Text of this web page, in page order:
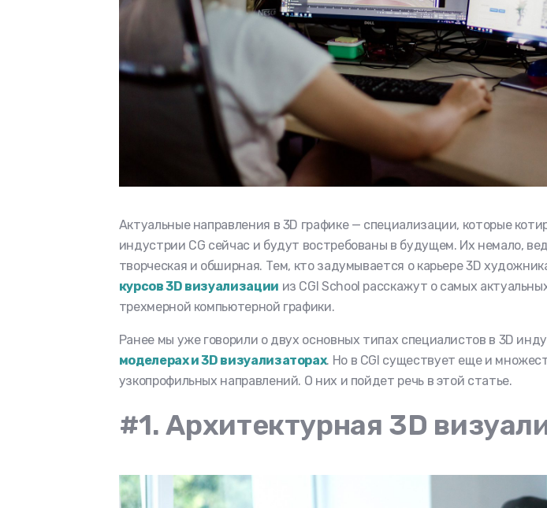
Актуальные направления в 3D графике— специализации, которые
индустрии CG сейчас и будут востребованы в будущем. Их немало,
творческая и обширная. Тем, кто задумывается о карьере 3D
курсов 3D визуализации из CGI School расскажут о самых
трехмерной компьютерной графики.
Ранее мы уже говорили о двух основных типах специалистов в 3D
моделерах и 3D визуализаторах. Но в CGI существует еще и
узкопрофильных направлений. О них и пойдет речь в этой статье.
#1. Архитектурная 3D